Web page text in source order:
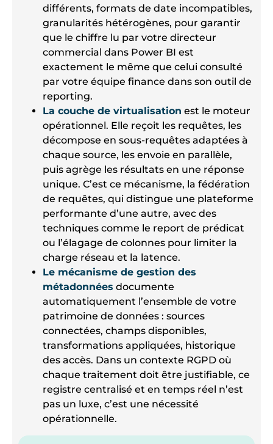
différents, formats de date incompatibles,
granularités hétérogènes, pour garantir
que le chiffre lu par votre directeur
commercial dans Power BI est
exactement le même que celui consulté
par votre équipe finance dans son outil de
reporting.
La couche de virtualisation est le moteur
opérationnel. Elle reçoit les requêtes, les
décompose en sous-requêtes adaptées à
chaque source, les envoie en parallèle,
puis agrège les résultats en une réponse
unique. C’est ce mécanisme, la fédération
de requêtes, qui distingue une plateforme
performante d’une autre, avec des
techniques comme le report de prédicat
ou l’élagage de colonnes pour limiter la
charge réseau et la latence.
Le mécanisme de gestion des
métadonnées documente
automatiquement l’ensemble de votre
patrimoine de données : sources
connectées, champs disponibles,
transformations appliquées, historique
des accès. Dans un contexte RGPD où
chaque traitement doit être justifiable, ce
registre centralisé et en temps réel n’est
pas un luxe, c’est une nécessité
opérationnelle.